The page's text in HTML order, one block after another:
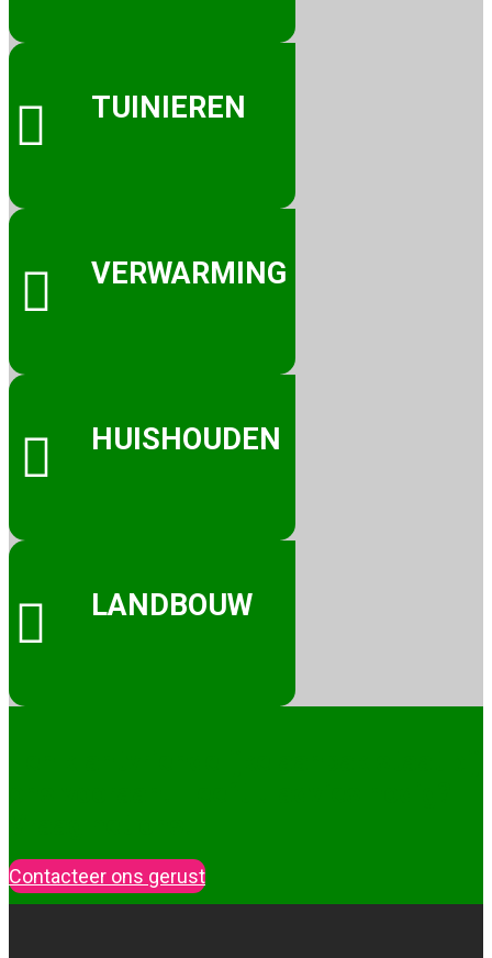
 TUINIEREN
 VERWARMING
 HUISHOUDEN
 LANDBOUW
Contacteer ons gerust